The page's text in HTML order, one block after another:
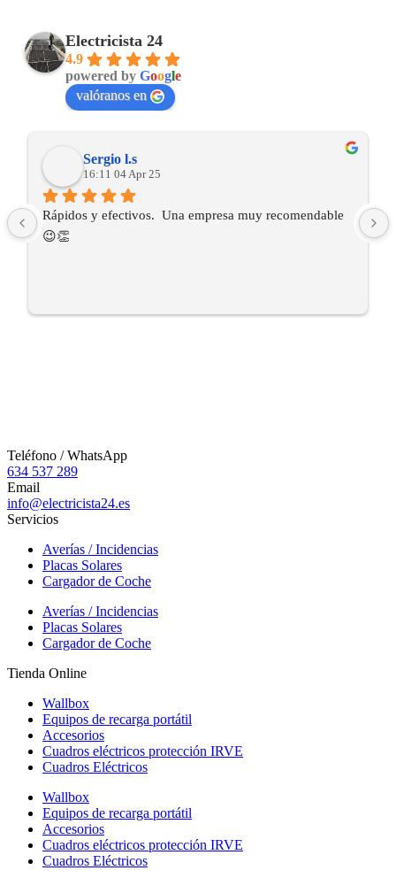
Electricista 24
4.9
powered by Google
valóranos en
Sergio l.s
16:11 04 Apr 25
Rápidos y efectivos.  Una empresa muy recomendable
😉👏
Teléfono / WhatsApp
634 537 289
Email
info@electricista24.es
Servicios
Averías / Incidencias
Placas Solares
Cargador de Coche
Averías / Incidencias
Placas Solares
Cargador de Coche
Tienda Online
Wallbox
Equipos de recarga portátil
Accesorios
Cuadros eléctricos protección IRVE
Cuadros Eléctricos
Wallbox
Equipos de recarga portátil
Accesorios
Cuadros eléctricos protección IRVE
Cuadros Eléctricos